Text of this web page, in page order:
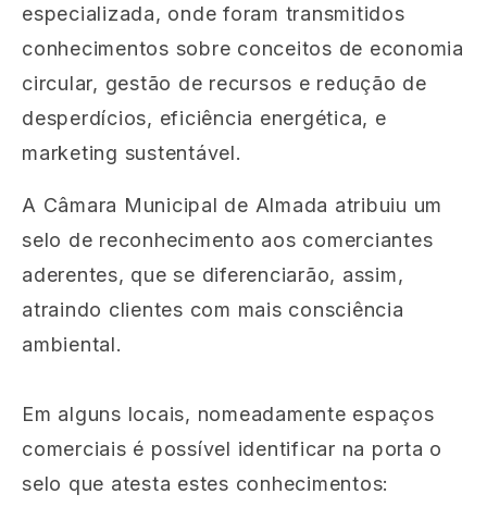
especializada, onde foram transmitidos
conhecimentos sobre conceitos de economia
circular, gestão de recursos e redução de
desperdícios, eficiência energética, e
marketing sustentável.
A Câmara Municipal de Almada atribuiu um
selo de reconhecimento aos comerciantes
aderentes, que se diferenciarão, assim,
atraindo clientes com mais consciência
ambiental.
Em alguns locais, nomeadamente espaços
comerciais é possível identificar na porta o
selo que atesta estes conhecimentos: